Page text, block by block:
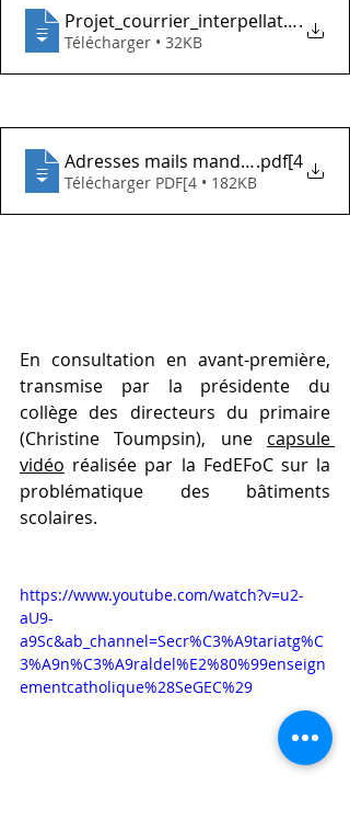
.
Télécharger • 32KB
Adresses mails mandataires.pdf_fza
.pdf[4
Télécharger PDF[4 • 182KB
En consultation en avant-première,
transmise par la présidente du
collège des directeurs du primaire
(Christine Toumpsin), une capsule
vidéo réalisée par la FedEFoC sur la
problématique des bâtiments
scolaires.
https://www.youtube.com/watch?v=u2-
aU9-
a9Sc&ab_channel=Secr%C3%A9tariatg%C
3%A9n%C3%A9raldel%E2%80%99enseign
ementcatholique%28SeGEC%29